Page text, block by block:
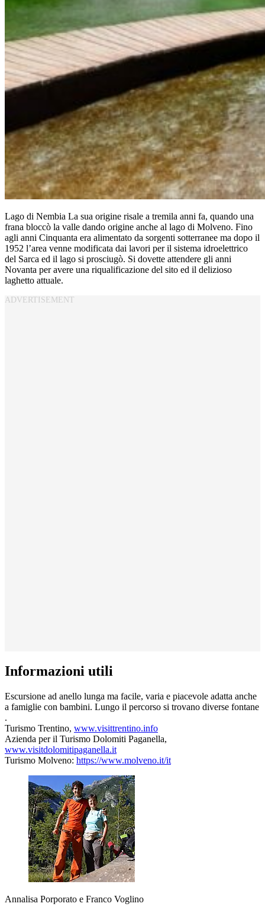
Lago di Nembia La sua origine risale a tremila anni fa, quando una
frana bloccò la valle dando origine anche al lago di Molveno. Fino
agli anni Cinquanta era alimentato da sorgenti sotterranee ma dopo il
1952 l’area venne modificata dai lavori per il sistema idroelettrico
del Sarca ed il lago si prosciugò. Si dovette attendere gli anni
Novanta per avere una riqualificazione del sito ed il delizioso
laghetto attuale.
Informazioni utili
Escursione ad anello lunga ma facile, varia e piacevole adatta anche
a famiglie con bambini. Lungo il percorso si trovano diverse fontane
.
Turismo Trentino, www.visittrentino.info
Azienda per il Turismo Dolomiti Paganella,
www.visitdolomitipaganella.it
Turismo Molveno: https://www.molveno.it/it
Annalisa Porporato e Franco Voglino